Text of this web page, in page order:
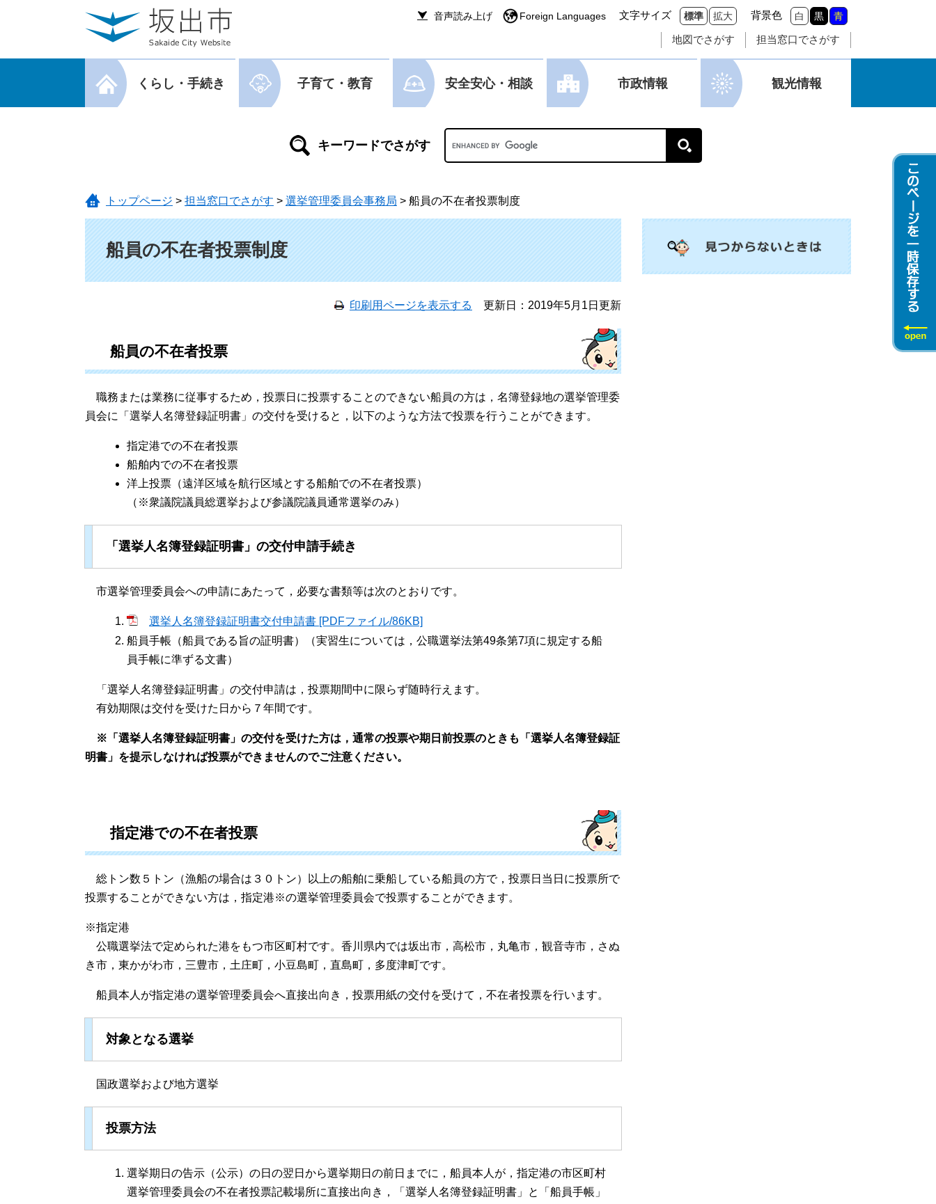
音声読み上げ Foreign Languages 文字サイズ 標準 拡大 背景色 白 黒 青
地図でさがす 担当窓口でさがす
メニューを閉じる
くらし・手続き 子育て・教育 安全安心・相談 市政情報 観光情報
Googleカスタム検索
トップページ > 担当窓口でさがす > 選挙管理委員会事務局 > 船員の不在者投票制度
船員の不在者投票制度
印刷用ページを表示する 更新日：2019年5月1日更新
船員の不在者投票
職務または業務に従事するため，投票日に投票することのできない船員の方は，名簿登録地の選挙管理委
員会に「選挙人名簿登録証明書」の交付を受けると，以下のような方法で投票を行うことができます。
指定港での不在者投票
船舶内での不在者投票
洋上投票（遠洋区域を航行区域とする船舶での不在者投票）
（※衆議院議員総選挙および参議院議員通常選挙のみ）
「選挙人名簿登録証明書」の交付申請手続き
市選挙管理委員会への申請にあたって，必要な書類等は次のとおりです。
選挙人名簿登録証明書交付申請書 [PDFファイル/86KB]
船員手帳（船員である旨の証明書）（実習生については，公職選挙法第49条第7項に規定する船
員手帳に準ずる文書）
「選挙人名簿登録証明書」の交付申請は，投票期間中に限らず随時行えます。
有効期限は交付を受けた日から７年間です。
※「選挙人名簿登録証明書」の交付を受けた方は，通常の投票や期日前投票のときも「選挙人名簿登録証
明書」を提示しなければ投票ができませんのでご注意ください。
指定港での不在者投票
総トン数５トン（漁船の場合は３０トン）以上の船舶に乗船している船員の方で，投票日当日に投票所で
投票することができない方は，指定港※の選挙管理委員会で投票することができます。
※指定港
公職選挙法で定められた港をもつ市区町村です。香川県内では坂出市，高松市，丸亀市，観音寺市，さぬ
き市，東かがわ市，三豊市，土庄町，小豆島町，直島町，多度津町です。
船員本人が指定港の選挙管理委員会へ直接出向き，投票用紙の交付を受けて，不在者投票を行います。
対象となる選挙
国政選挙および地方選挙
投票方法
選挙期日の告示（公示）の日の翌日から選挙期日の前日までに，船員本人が，指定港の市区町村
選挙管理委員会の不在者投票記載場所に直接出向き，「選挙人名簿登録証明書」と「船員手帳」